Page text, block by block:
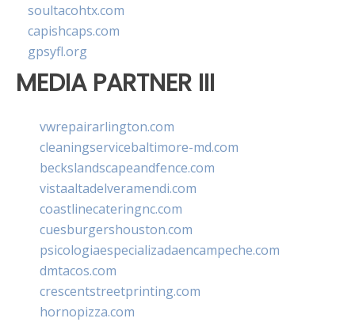
soultacohtx.com
capishcaps.com
gpsyfl.org
MEDIA PARTNER III
vwrepairarlington.com
cleaningservicebaltimore-md.com
beckslandscapeandfence.com
vistaaltadelveramendi.com
coastlinecateringnc.com
cuesburgershouston.com
psicologiaespecializadaencampeche.com
dmtacos.com
crescentstreetprinting.com
hornopizza.com